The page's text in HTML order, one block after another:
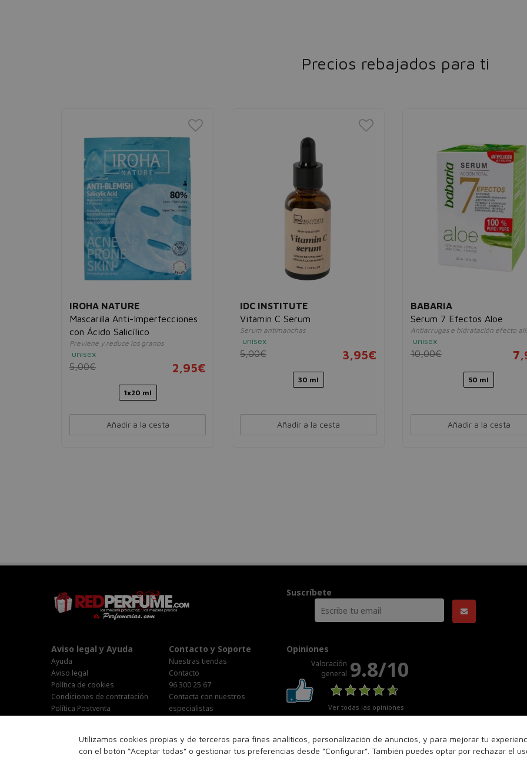
Precios rebajados para ti
IROHA NATURE
Mascarilla Anti-Imperfecciones
con Ácido Salicílico
Previene y reduce los granos
unisex
5,00€ 2,95€
1x20 ml
Añadir a la cesta
IDC INSTITUTE
Vitamin C Serum
Serum antimanchas
unisex
5,00€ 3,95€
30 ml
Añadir a la cesta
BABARIA
Serum 7 Efectos Aloe
Antiarrugas e hidratación efecto
unisex
10,00€
50 ml
Añadir a la cesta
Utilizamos cookies propias y de terceros para fines analíticos, personalización de anuncios, y para mejorar tu
con el botón “Aceptar todas” o gestionar tus preferencias desde “Configurar”. También puedes optar por rechazar el
Suscríbete
Aviso legal y Ayuda
Ayuda
Aviso legal
Política de cookies
Condiciones de contratación
Política Postventa
Contacto y Soporte
Nuestras tiendas
Contacto
96 300 25 67
Contacta con nuestros
especialistas
Lunes-Jueves : 9:00h-19:00h
Viernes : 9:00h-14:00h
Opiniones
Valoración
general 9.8/10
Ver todas las opiniones